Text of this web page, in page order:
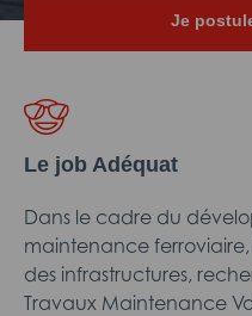
Je
Le job Adéquat
Dans le cadre du
maintenance
des infrastructures,
Travaux Maintenance